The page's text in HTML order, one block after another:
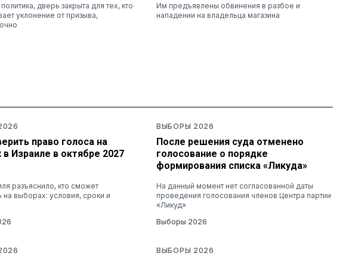
дверь закрыта для тех, кто
уклонение от призыва,
Им предъявлены обвинения в разбое и
нападении на владельца магазина
право голоса на
Израиле в октябре 2027
разъяснило, кто сможет
на выборах: условия, сроки и
ВЫБОРЫ 2026
После решения суда отменено
голосование о порядке
формирования списка «Ликуда»
На данный момент нет согласованной даты
проведения голосования членов Центра партии
«Ликуд»
Выборы 2026
ВЫБОРЫ 2026